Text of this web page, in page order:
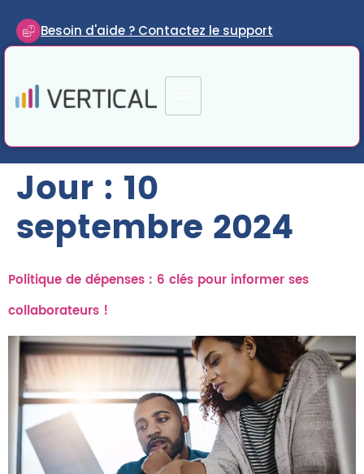
Besoin d'aide ? Contactez le support
Jour : 10
septembre 2024
Politique de dépenses : 6 clés pour informer ses
collaborateurs !